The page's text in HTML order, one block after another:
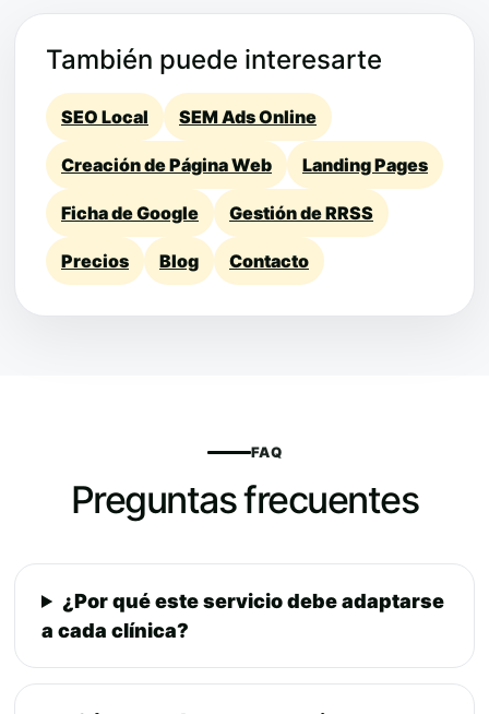
También puede interesarte
SEO Local SEM Ads Online
Creación de Página Web Landing Pages
Ficha de Google Gestión de RRSS
Precios Blog Contacto
FAQ
Preguntas frecuentes
¿Por qué este servicio debe adaptarse
a cada clínica?